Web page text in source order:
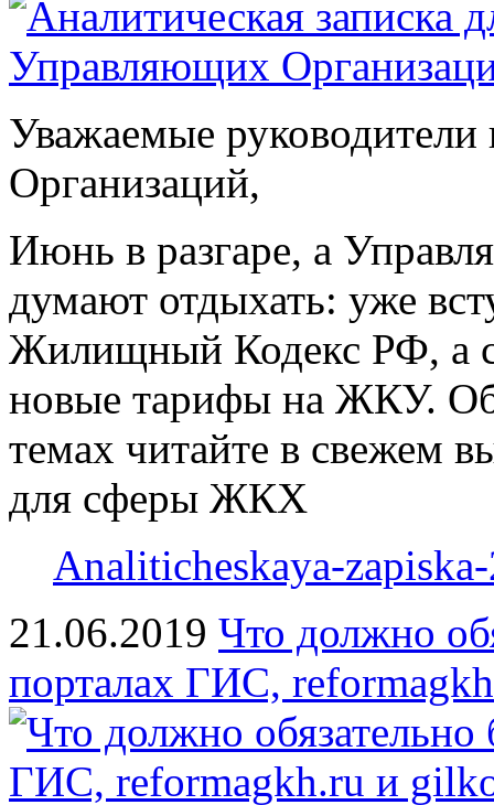
Уважаемые
Организаций,
Июнь в разгаре, а
думают отдыхать: уже
Жилищный Кодекс РФ, а с
новые тарифы на ЖКУ. Об
темах читайте в свежем
для сферы ЖКХ
Analiticheskaya-
21.06.2019 Что должно
порталах ГИС,